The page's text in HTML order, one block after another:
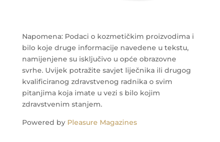
Napomena: Podaci o kozmetičkim proizvodima i
bilo koje druge informacije navedene u tekstu,
namijenjene su isključivo u opće obrazovne
svrhe. Uvijek potražite savjet liječnika ili drugog
kvalificiranog zdravstvenog radnika o svim
pitanjima koja imate u vezi s bilo kojim
zdravstvenim stanjem.
Powered by Pleasure Magazines